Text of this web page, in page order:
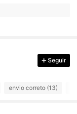
Seguir
envio correto (13)